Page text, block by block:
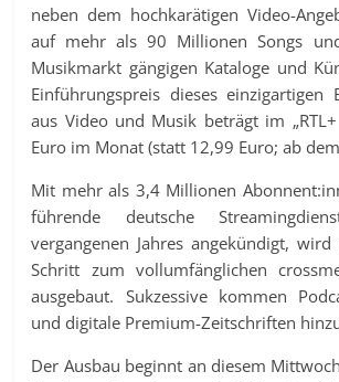
neben dem hochkarätigen Video-
auf mehr als 90 Millionen Songs
Musikmarkt gängigen Kataloge und
Einführungspreis dieses einzigartigen
aus Video und Musik beträgt im
Euro im Monat (statt 12,99 Euro; ab
Mit mehr als 3,4 Millionen
führende deutsche
vergangenen Jahres angekündigt,
Schritt zum vollumfänglichen
ausgebaut. Sukzessive kommen
und digitale Premium-Zeitschriften
Der Ausbau beginnt an diesem